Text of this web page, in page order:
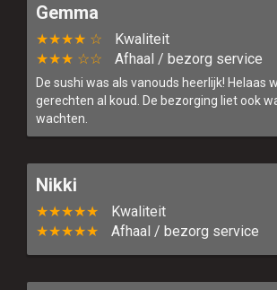
Gemma
★★★★ ☆
Kwaliteit
★★★ ☆☆
Afhaal / bezorg service
De sushi was als vanouds heerlijk! Helaas
gerechten al koud. De bezorging liet ook
wachten.
Nikki
★★★★★
Kwaliteit
★★★★★
Afhaal / bezorg service